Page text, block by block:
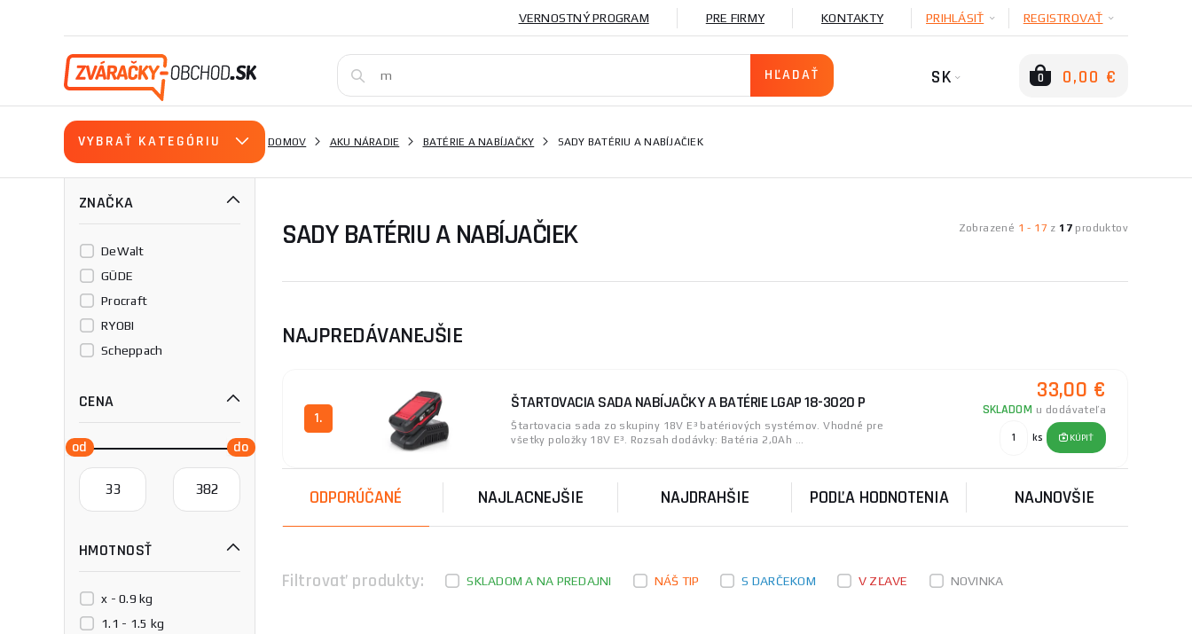
VERNOSTNÝ PROGRAM PRE FIRMY KONTAKTY PRIHLÁSIŤ REGISTROVAŤ
SK 0 0,00 €
VYBRAŤ KATEGÓRIU DOMOV AKU NÁRADIE BATÉRIE A NABÍJAČKY SADY BATÉRIU A NABÍJAČIEK
ZNAČKA
DeWalt
GÜDE
Procraft
RYOBI
Scheppach
CENA
HMOTNOSŤ
x - 0.9 kg
1.1 - 1.5 kg
Zobrazené 1 - 17 z 17 produktov
SADY BATÉRIU A NABÍJAČIEK
NAJPREDÁVANEJŠIE
1.
ŠTARTOVACIA SADA NABÍJAČKY A BATÉRIE LGAP 18-3020 P
Štartovacia sada zo skupiny 18V E³ batériových systémov. Vhodné pre
všetky položky 18V E³. Rozsah dodávky: Batéria 2,0Ah ...
33,00 €
SKLADOM u dodávateľa
ks KÚPIŤ
ODPORÚČANÉ NAJLACNEJŠIE NAJDRAHŠIE PODĽA HODNOTENIA NAJNOVŠIE
Filtrovať produkty: SKLADOM A NA PREDAJNI NÁŠ TIP S DARČEKOM V ZĽAVE NOVINKA